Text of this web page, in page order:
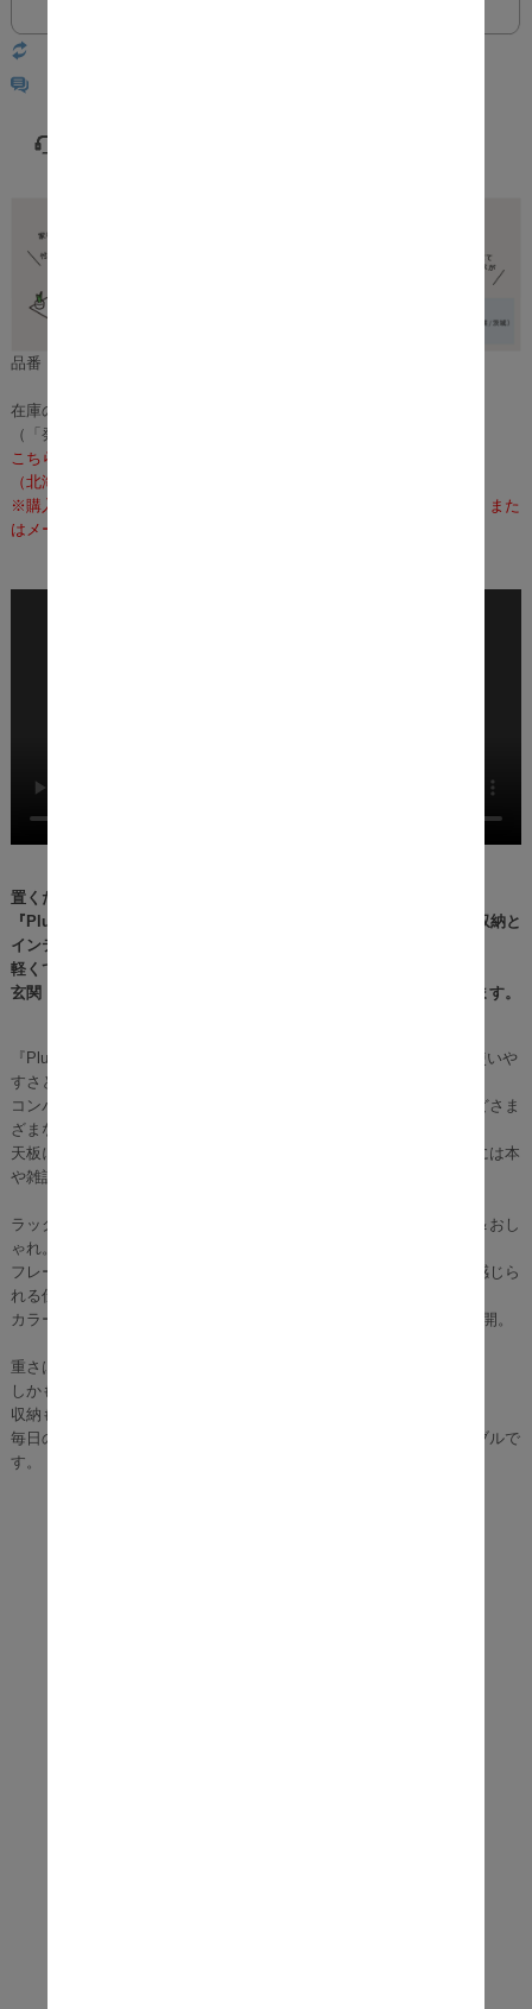
品番：m14075
在庫のある場合は、3～5営業日で発送いたします。
（「発送」であり「お届け」ではございませんのでご注意ください）
こちらの商品の配送料は無料となります。
（北海道・沖縄・離島への配送は、送料別途お見積りとなります）
※購入前に事前確認も可能となりますので、お電話（0120-155-339）また
はメールにて、お気軽にお問合せくださいませ。
置くだけでおしゃれ空間に早変わり。
『Plume（プリューム）マガジンラック付きサイドテーブル』は、収納と
インテリア性を兼ね備えた便利な家具。
軽くて完成品だから、届いてすぐに使えるのもうれしいポイント。
玄関・リビング・寝室など、どんなお部屋にもぴったりフィットします。
『Plume（プリューム）マガジンラック付きサイドテーブル』は、使いや
すさとデザイン性を両立したインテリア家具です。
コンパクトなサイズで場所をとらず、ソファ横やベッド横、玄関などさま
ざまな場所にすっきり収まります。
天板には観葉植物やカップなどを置けるほどよい広さがあり、下部には本
や雑誌、小物を収納できる便利なラック付き。
ラック部分はラタン調の編み込みデザインで、見た目もナチュラル＆おし
ゃれ。
フレームには曲線のアイアンを採用し、ディテールにもこだわりを感じら
れる仕上がりです。
カラーはどんなお部屋にも合わせやすいホワイトとブラウンの2色展開。
重さは約3.2kgと軽量で、女性でも簡単に移動可能。
しかも完成品で届くから、組み立て不要ですぐに使えます。
収納もインテリアもこれひとつで解決！
毎日の暮らしをもっと快適にしてくれる、実用性抜群のサイドテーブルで
す。